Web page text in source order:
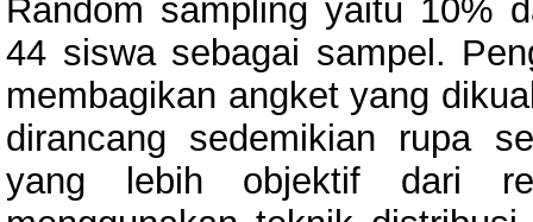
Random sampling yaitu 10%
44 siswa sebagai sampel.
membagikan angket yang
dirancang sedemikian rupa
yang lebih objektif dari